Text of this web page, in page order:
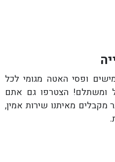
ופסי האטה מגומי לכל
ומשתלם! הצטרפו גם אתם
מאיתנו שירות אמין,